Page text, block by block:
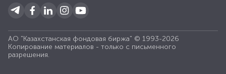
АО "Казахстанская фондовая биржа" © 1993-2026
Копирование материалов - только с письменного
разрешения.